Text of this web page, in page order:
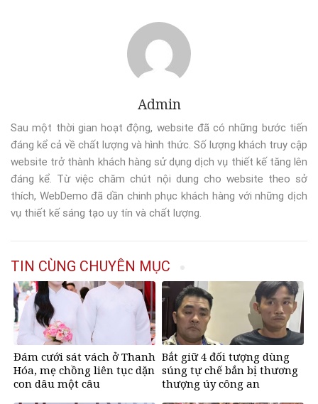
Admin
Sau một thời gian hoạt động, website đã có những bước tiến
đáng kể cả về chất lượng và hình thức. Số lượng khách truy cập
website trở thành khách hàng sử dụng dịch vụ thiết kế tăng lên
đáng kể. Từ việc chăm chút nội dung cho website theo sở
thích, WebDemo đã dần chinh phục khách hàng với những dịch
vụ thiết kế sáng tạo uy tín và chất lượng.
TIN CÙNG CHUYÊN MỤC
Đám cưới sát vách ở Thanh
Hóa, mẹ chồng liên tục dặn
con dâu một câu
Bắt giữ 4 đối tượng dùng
súng tự chế bắn bị thương
thượng úy công an